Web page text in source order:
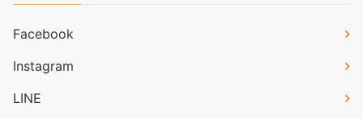
Facebook
Instagram
LINE